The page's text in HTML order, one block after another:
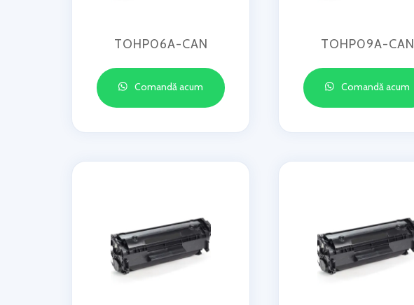
TOHP06A-CAN
Comandă acum
TOHP09A-CAN
Comandă acum